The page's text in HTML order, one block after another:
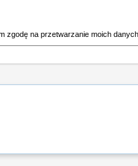
zgodę na przetwarzanie moich